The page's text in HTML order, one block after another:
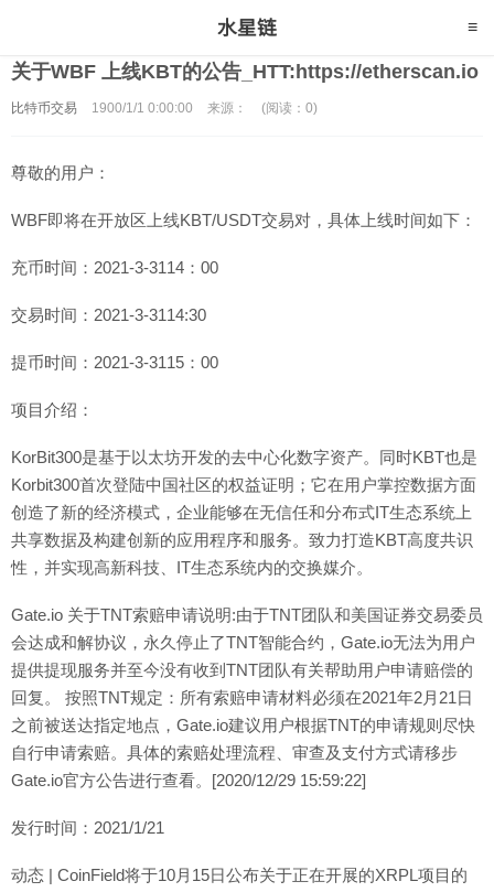
关于WBF 上线KBT的公告_HTT:https://etherscan.io
比特币交易 1900/1/1 0:00:00 来源： (阅读：0)
尊敬的用户：
WBF即将在开放区上线KBT/USDT交易对，具体上线时间如下：
充币时间：2021-3-3114：00
交易时间：2021-3-3114:30
提币时间：2021-3-3115：00
项目介绍：
KorBit300是基于以太坊开发的去中心化数字资产。同时KBT也是
Korbit300首次登陆中国社区的权益证明；它在用户掌控数据方面
创造了新的经济模式，企业能够在无信任和分布式IT生态系统上
共享数据及构建创新的应用程序和服务。致力打造KBT高度共识
性，并实现高新科技、IT生态系统内的交换媒介。
Gate.io 关于TNT索赔申请说明:由于TNT团队和美国证券交易委员
会达成和解协议，永久停止了TNT智能合约，Gate.io无法为用户
提供提现服务并至今没有收到TNT团队有关帮助用户申请赔偿的
回复。 按照TNT规定：所有索赔申请材料必须在2021年2月21日
之前被送达指定地点，Gate.io建议用户根据TNT的申请规则尽快
自行申请索赔。具体的索赔处理流程、审查及支付方式请移步
Gate.io官方公告进行查看。[2020/12/29 15:59:22]
发行时间：2021/1/21
动态 | CoinField将于10月15日公布关于正在开展的XRPL项目的